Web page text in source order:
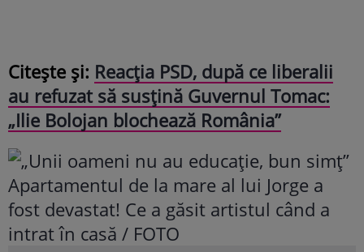
Citește și: Reacția PSD, după ce liberalii
au refuzat să susțină Guvernul Tomac:
„Ilie Bolojan blochează România”